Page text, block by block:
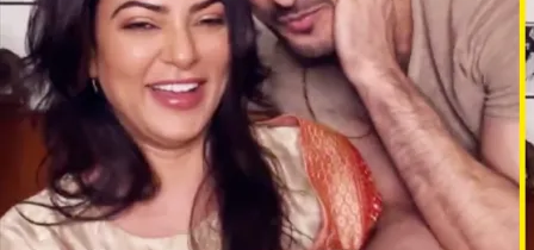
साल
छोटे
बौयफ्रेंड
Rohman
Shawl
संग
बसाएंगी
घर!